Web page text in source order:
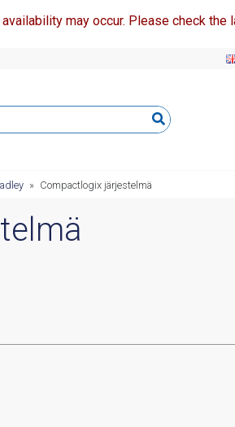
may occur. Please check
» Compactlogix järjestelmä